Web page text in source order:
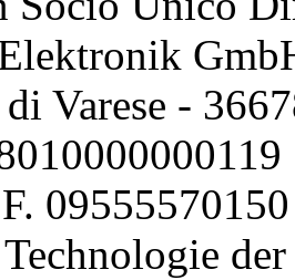
Varese -
09555570150
Technologie